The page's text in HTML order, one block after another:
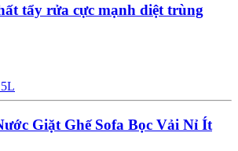
tẩy rửa cực mạnh diệt trùng
Giặt Ghế Sofa Bọc Vải Nỉ Ít